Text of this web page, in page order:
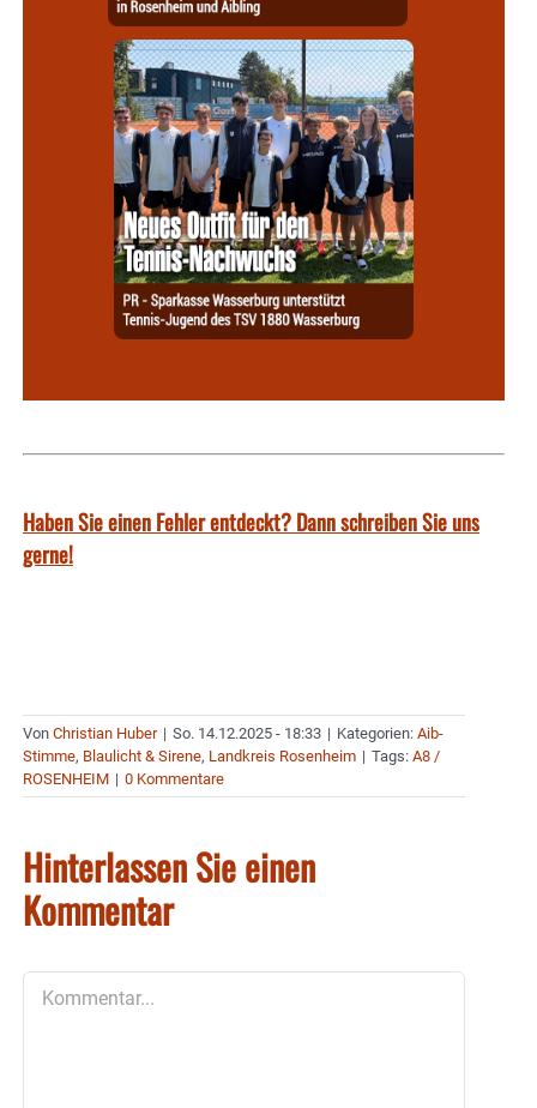
Haben Sie einen Fehler entdeckt? Dann schreiben Sie uns
gerne!
Von Christian Huber | So. 14.12.2025 - 18:33 | Kategorien: Aib-
Stimme, Blaulicht & Sirene, Landkreis Rosenheim | Tags: A8 /
ROSENHEIM | 0 Kommentare
Hinterlassen Sie einen
Kommentar